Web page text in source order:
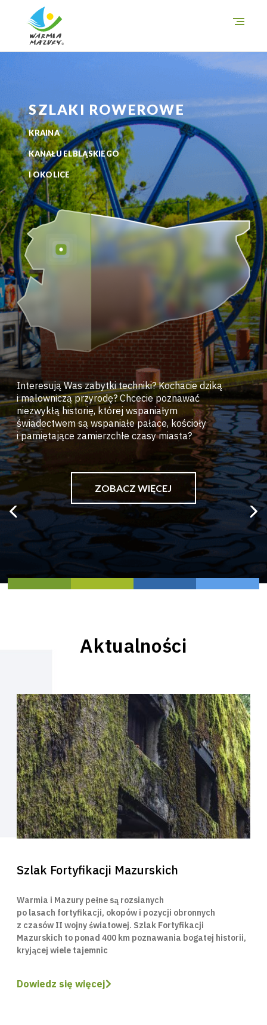
Trasy
i wycieczki
Mapa
SZLAKI ROWEROWE
KRAINA
KANAŁU ELBLĄSKIEGO
I OKOLICE
Interesują Was zabytki techniki? Kochacie dziką
i malowniczą przyrodę? Chcecie poznawać
niezwykłą historię, której wspaniałym
świadectwem są wspaniałe pałace, kościoły
i pamiętające zamierzchłe czasy miasta?
ZOBACZ WIĘCEJ
Previous
Aktualności
Szlak Fortyfikacji Mazurskich
Warmia i Mazury pełne są rozsianych
po lasach fortyfikacji, okopów i pozycji obronnych
z czasów II wojny światowej. Szlak Fortyfikacji
Mazurskich to ponad 400 km poznawania bogatej historii,
kryjącej wiele tajemnic
Dowiedz się więcej